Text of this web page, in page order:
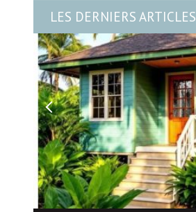
LES DERNIERS ARTICLES